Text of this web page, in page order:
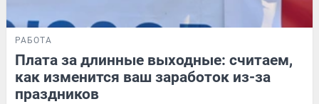
РАБОТА
Плата за длинные выходные: считаем,
как изменится ваш заработок из-за
праздников